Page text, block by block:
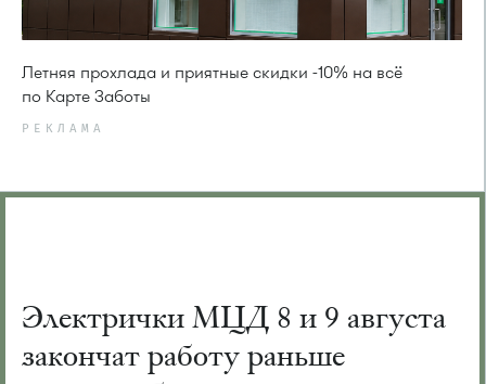
Летняя прохлада и приятные скидки -10% на всё
по Карте Заботы
РЕКЛАМА
Электрички МЦД 8 и 9 августа
закончат работу раньше